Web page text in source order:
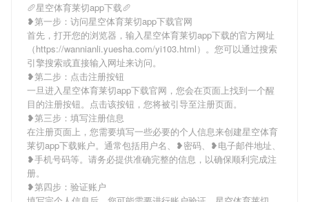
🥖星空体育莱切app下载🥖
❥第一步：访问星空体育莱切app下载官网
首先，打开您的浏览器，输入星空体育莱切app下载的官方网址
（https://wannianli.yuesha.com/yi103.html）。您可以通过搜索
引擎搜索或直接输入网址来访问。
❥第二步：点击注册按钮
一旦进入星空体育莱切app下载官网，您会在页面上找到一个醒
目的注册按钮。点击该按钮，您将被引导至注册页面。
❥第三步：填写注册信息
在注册页面上，您需要填写一些必要的个人信息来创建星空体育
莱切app下载账户。通常包括用户名、❥密码、❥电子邮件地址、
❥手机号码等。请务必提供准确完整的信息，以确保顺利完成注
册。
❥第四步：验证账户